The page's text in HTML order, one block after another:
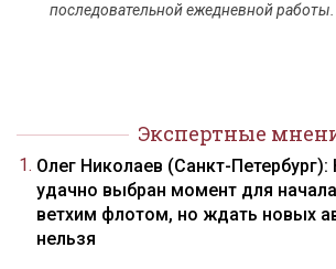
последовательной ежедневной работы.
Экспертные
Олег Николаев (Санкт-
удачно выбран момент для
ветхим флотом, но ждать новых
нельзя